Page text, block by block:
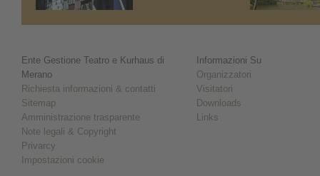
Ente Gestione Teatro e Kurhaus di
Merano
Richiesta informazioni & contatti
Sitemap
Amministrazione trasparente
Note legali & Copyright
Privarcy
Impostazioni cookie
Informazioni Su
Organizzatori
Visitatori
Downloads
Links